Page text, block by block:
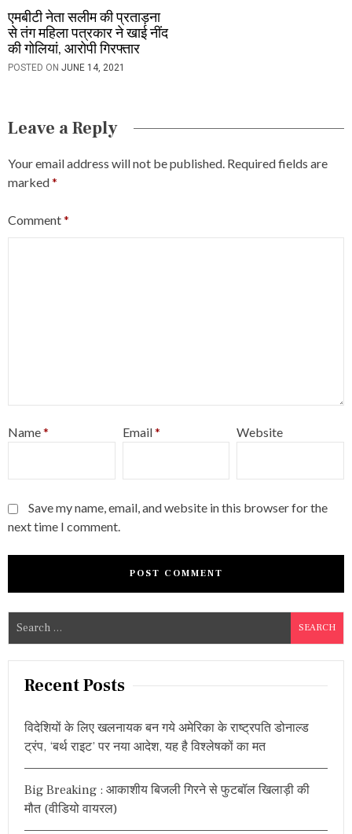
एमबीटी नेता सलीम की प्रताड़ना
से तंग महिला पत्रकार ने खाई नींद
की गोलियां, आरोपी गिरफ्तार
POSTED ON JUNE 14, 2021
Leave a Reply
Your email address will not be published. Required fields are
marked*
Comment*
Name* Email* Website
Save my name, email, and website in this browser for the
next time I comment.
a
Recent Posts
विदेशियों के लिए खलनायक बन गये अमेरिका के राष्ट्रपति डोनाल्ड
ट्रंप, ‘बर्थ राइट’ पर नया आदेश, यह है विश्लेषकों का मत
Big Breaking : आकाशीय बिजली गिरने से फुटबॉल खिलाड़ी की
मौत (वीडियो वायरल)